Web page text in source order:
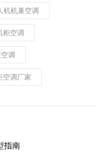
机机巢空调
柜空调
调
空调厂家
指南